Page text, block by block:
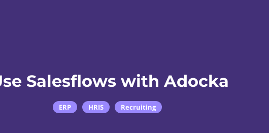
Salesflows with Adocka
ERP HRIS Recruiting